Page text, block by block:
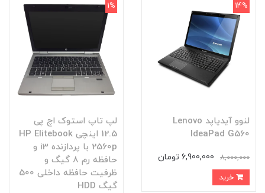
لنوو آیدیاپد Lenovo
IdeaPad G560
8,000,000 6,900,000 تومان
14%
لپ تاپ استوک اچ پی
12.5 اینچی HP Elitebook
2560p با پردازنده i3 و
حافظه رم 8 گیگ و
ظرفیت حافظه داخلی 500
گیگ HDD
1%